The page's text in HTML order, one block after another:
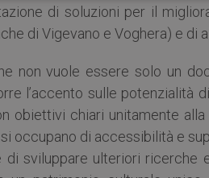
di soluzioni per il
di Vigevano e Voghera) e di
non vuole essere solo un
l’accento sulle potenzialità
obiettivi chiari unitamente
occupano di accessibilità e
di sviluppare ulteriori ricerche